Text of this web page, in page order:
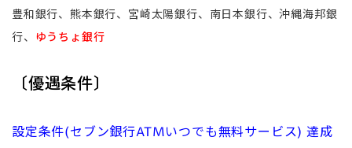
豊和銀行、熊本銀行、宮崎太陽銀行、南日本銀行、沖縄海邦銀
行、 ゆうちょ銀行
〔優遇条件〕
設定条件(セブン銀行ATMいつでも無料サービス) 達成